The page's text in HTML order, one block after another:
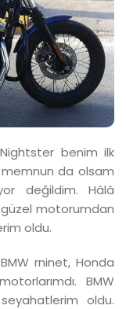
Nightster benim ilk
da olsam
değildim. Hâlâ
güzel motorumdan
oldu.
rninet, Honda
BMW
oldu.